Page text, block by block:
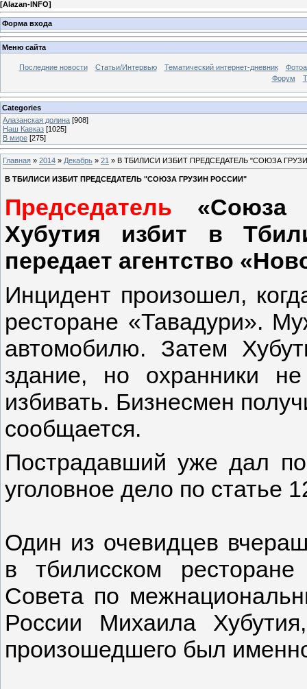
[Alazan-INFO]
Форма входа
Меню сайта
Последние новости Статьи/Интервью Тематический интернет-дневник
Форум
Categories
Алазанская долина [908]
Наш Кавказ [1025]
В мире [275]
Главная » 2014 » Декабрь » 21 » В ТБИЛИСИ ИЗБИТ ПРЕДСЕДАТЕЛЬ "СОЮЗА
В ТБИЛИСИ ИЗБИТ ПРЕДСЕДАТЕЛЬ "СОЮЗА ГРУЗИН РОССИИ"
Председатель «Союза
Хубутия избит в
передает агентство
Инцидент произошел,
ресторане «Тавадури».
автомобилю. Затем
здание, но охранники
избивать. Бизнесмен
сообщается.
Пострадавший уже дал
уголовное дело по статье
Один из очевидцев
в тбилисском
Совета по
России Михаила
произошедшего был